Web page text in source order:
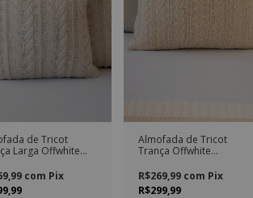
de Tricot
Larga Offwhite
com Pix
Almofada de Tricot
Trança Offwhite
R$299,99
R$269,99 com Pix